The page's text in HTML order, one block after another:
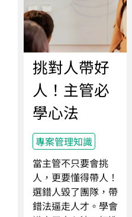
挑對人帶好
人！主管必
學心法
專案管理知識
當主管不只要會挑
人，更要懂得帶人！
選錯人毀了團隊，帶
錯法逼走人才。學會